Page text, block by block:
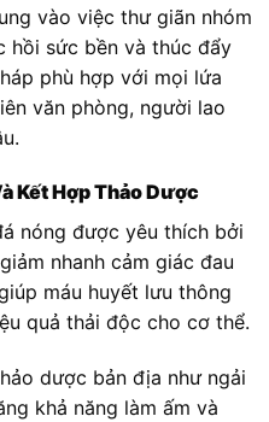
vào việc thư giãn nhóm
hồi sức bền và thúc đẩy
phù hợp với mọi lứa
văn phòng, người lao
Kết Hợp Thảo Dược
nóng được yêu thích bởi
nhanh cảm giác đau
máu huyết lưu thông
quả thải độc cho cơ thể.
dược bản địa như ngải
khả năng làm ấm và